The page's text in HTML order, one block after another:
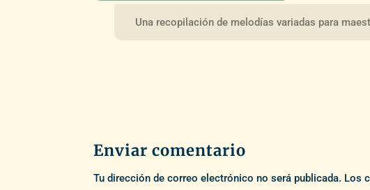
Una recopilación de melodías variadas para
Enviar comentario
Tu dirección de correo electrónico no será publicada. Los